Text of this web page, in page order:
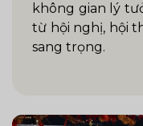
không gian lý
từ hội nghị, hội
sang trọng.